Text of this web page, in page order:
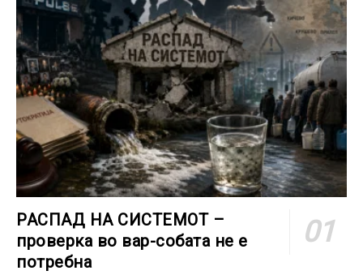
РАСПАД НА СИСТЕМОТ –
проверка во вар-собата не е
потребна